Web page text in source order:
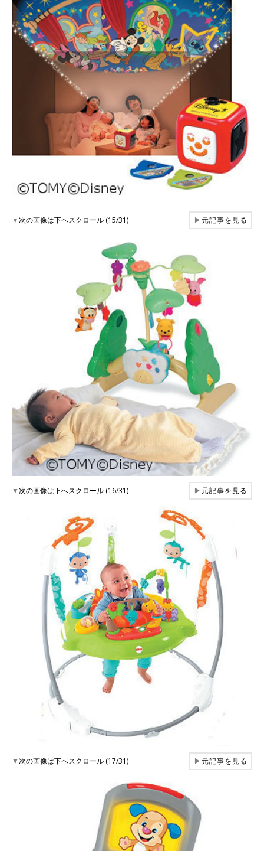
▼次の画像は下へスクロール (15/31) ▶元記事を見る
▼次の画像は下へスクロール (16/31) ▶元記事を見る
▼次の画像は下へスクロール (17/31) ▶元記事を見る